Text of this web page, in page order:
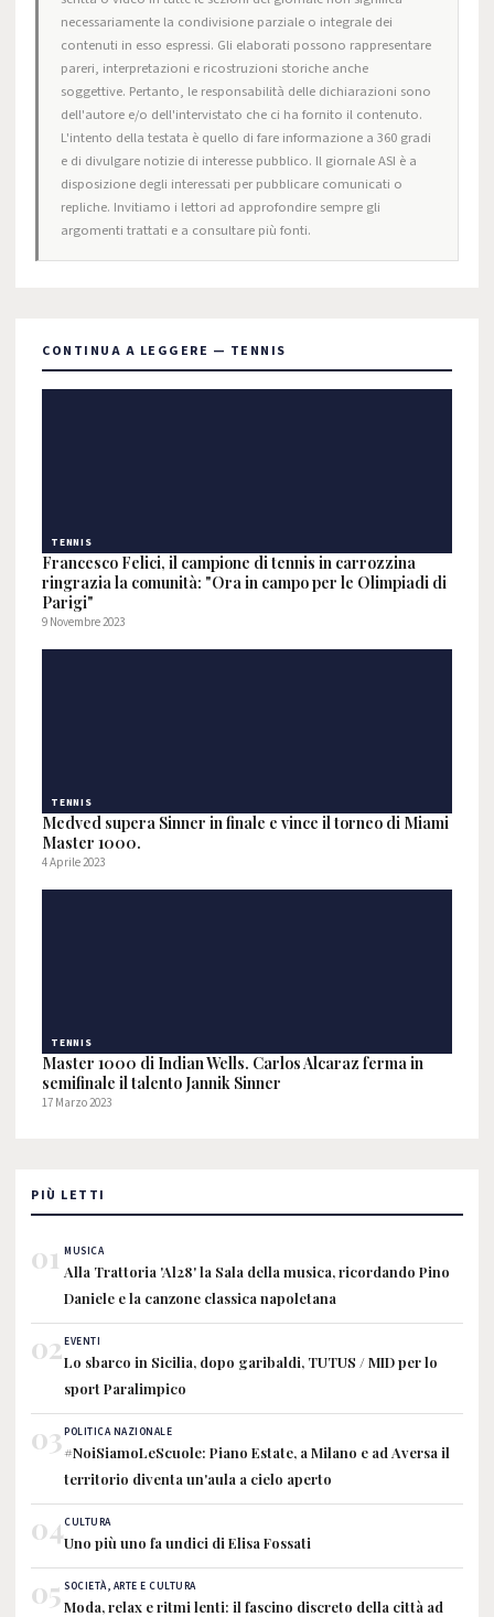
necessariamente la condivisione parziale o integrale dei
contenuti in esso espressi. Gli elaborati possono rappresentare
pareri, interpretazioni e ricostruzioni storiche anche
soggettive. Pertanto, le responsabilità delle dichiarazioni sono
dell'autore e/o dell'intervistato che ci ha fornito il contenuto.
L'intento della testata è quello di fare informazione a 360 gradi
e di divulgare notizie di interesse pubblico. Il giornale ASI è a
disposizione degli interessati per pubblicare comunicati o
repliche. Invitiamo i lettori ad approfondire sempre gli
argomenti trattati e a consultare più fonti.
CONTINUA A LEGGERE — TENNIS
TENNIS
Francesco Felici, il campione di tennis in carrozzina
ringrazia la comunità: "Ora in campo per le Olimpiadi di
Parigi"
9 Novembre 2023
TENNIS
Medved supera Sinner in finale e vince il torneo di Miami
Master 1000.
4 Aprile 2023
TENNIS
Master 1000 di Indian Wells. Carlos Alcaraz ferma in
semifinale il talento Jannik Sinner
17 Marzo 2023
PIÙ LETTI
01 MUSICA
Alla Trattoria 'Al28' la Sala della musica, ricordando Pino
Daniele e la canzone classica napoletana
02EVENTI
Lo sbarco in Sicilia, dopo garibaldi, TUTUS / MID per lo
sport Paralimpico
03POLITICA NAZIONALE
#NoiSiamoLeScuole: Piano Estate, a Milano e ad Aversa il
territorio diventa un'aula a cielo aperto
04CULTURA
Uno più uno fa undici di Elisa Fossati
05 SOCIETÀ, ARTE E CULTURA
Moda, relax e ritmi lenti: il fascino discreto della città ad